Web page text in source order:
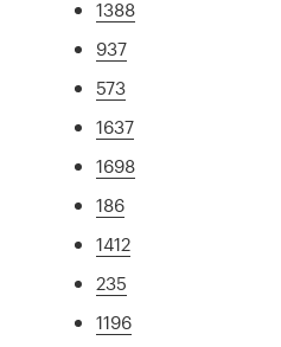
1388
937
573
1637
1698
186
1412
235
1196